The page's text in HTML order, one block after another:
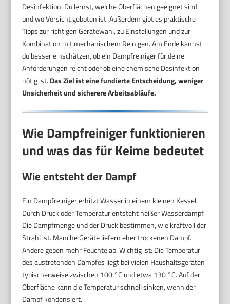
Desinfektion. Du lernst, welche Oberflächen geeignet sind
und wo Vorsicht geboten ist. Außerdem gibt es praktische
Tipps zur richtigen Gerätewahl, zu Einstellungen und zur
Kombination mit mechanischem Reinigen. Am Ende kannst
du besser einschätzen, ob ein Dampfreiniger für deine
Anforderungen reicht oder ob eine chemische Desinfektion
nötig ist. Das Ziel ist eine fundierte Entscheidung, weniger
Unsicherheit und sicherere Arbeitsabläufe.
Wie Dampfreiniger funktionieren
und was das für Keime bedeutet
Wie entsteht der Dampf
Ein Dampfreiniger erhitzt Wasser in einem kleinen Kessel.
Durch Druck oder Temperatur entsteht heißer Wasserdampf.
Die Dampfmenge und der Druck bestimmen, wie kraftvoll der
Strahl ist. Manche Geräte liefern eher trockenen Dampf.
Andere geben mehr Feuchte ab. Wichtig ist: Die Temperatur
des austretenden Dampfes liegt bei vielen Haushaltsgeräten
typischerweise zwischen 100 °C und etwa 130 °C. Auf der
Oberfläche kann die Temperatur schnell sinken, wenn der
Dampf kondensiert.